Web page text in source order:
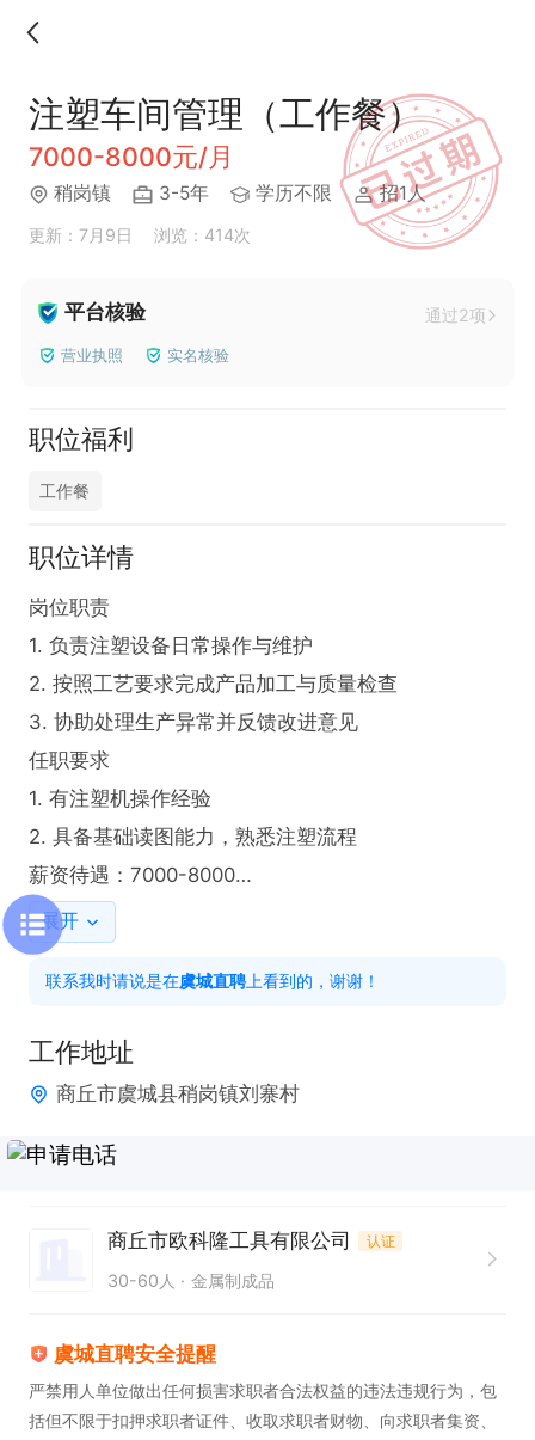
注塑车间管理（工作餐）
7000-8000元/月
稍岗镇 3-5年 学历不限 招1人
更新：7月9日 浏览：414次
平台核验 通过2项
营业执照 实名核验
职位福利
工作餐
职位详情
岗位职责
1. 负责注塑设备日常操作与维护
2. 按照工艺要求完成产品加工与质量检查
3. 协助处理生产异常并反馈改进意见
任职要求
1. 有注塑机操作经验
2. 具备基础读图能力，熟悉注塑流程
薪资待遇：7000-8000
工作时间  ：長白班
展开
联系我时请说是在虞城直聘 上看到的，谢谢！
工作地址
商丘市虞城县稍岗镇刘寨村
商丘市欧科隆工具有限公司 认证
30-60人 金属制成品
虞城直聘安全提醒
严禁用人单位做出任何损害求职者合法权益的违法违规行为，包
括但不限于扣押求职者证件、收取求职者财物、向求职者集资、